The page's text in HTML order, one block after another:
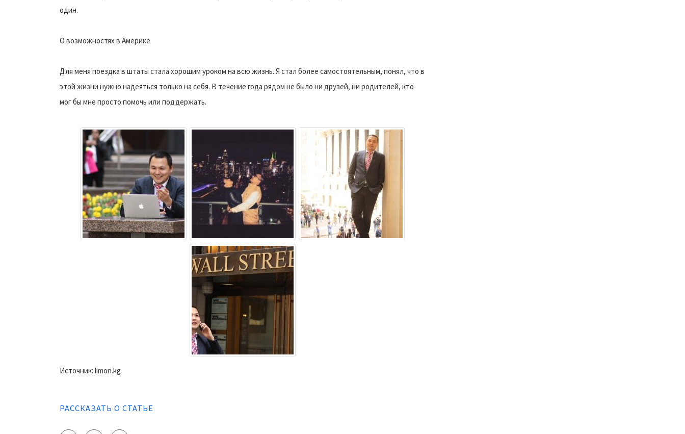
один.
О возможностях в Америке
Для меня поездка в штаты стала хорошим уроком на всю жизнь. Я стал более самостоятельным, понял, что в
этой жизни нужно надеяться только на себя. В течение года рядом не было ни друзей, ни родителей, кто
мог бы мне просто помочь или поддержать.
Источник: limon.kg
РАССКАЗАТЬ О СТАТЬЕ